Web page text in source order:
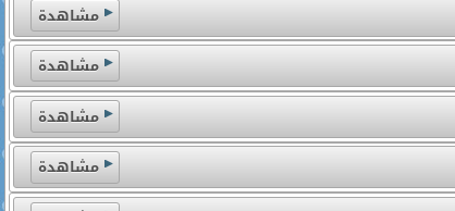
مشاهدة
مشاهدة
مشاهدة
مشاهدة